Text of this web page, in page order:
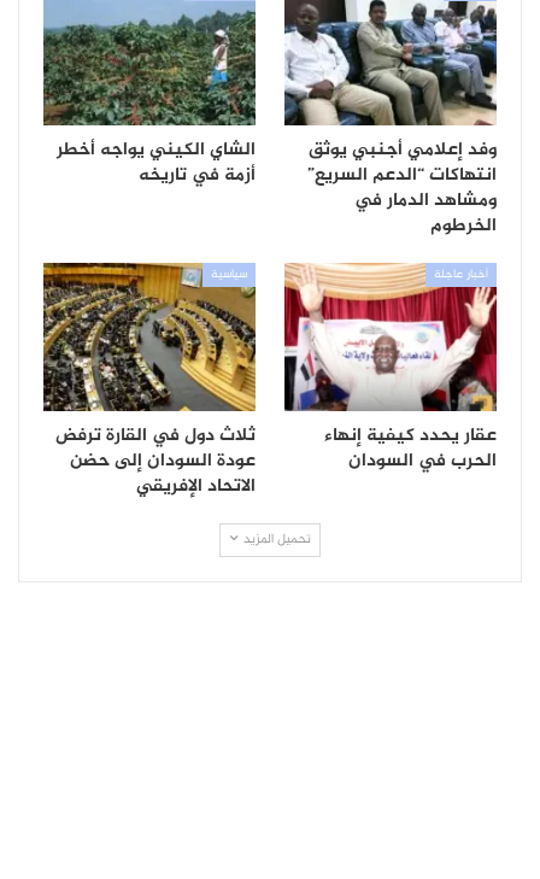
وفد إعلامي أجنبي يوثق
انتهاكات “الدعم السريع”
ومشاهد الدمار في
الخرطوم
الشاي الكيني يواجه أخطر
أزمة في تاريخه
أخبار عاجلة
عقار يحدد كيفية إنهاء
الحرب في السودان
سياسية
ثلاث دول في القارة ترفض
عودة السودان إلى حضن
الاتحاد الإفريقي
تحميل المزيد